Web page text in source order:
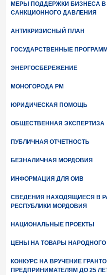
МЕРЫ ПОДДЕРЖКИ БИЗНЕСА
САНКЦИОННОГО ДАВЛЕНИЯ
АНТИКРИЗИСНЫЙ ПЛАН
ГОСУДАРСТВЕННЫЕ
ЭНЕРГОСБЕРЕЖЕНИЕ
МОНОГОРОДА РМ
ЮРИДИЧЕСКАЯ ПОМОЩЬ
ОБЩЕСТВЕННАЯ ЭКСПЕРТИЗА
ПУБЛИЧНАЯ ОТЧЕТНОСТЬ
БЕЗНАЛИЧНАЯ МОРДОВИЯ
ИНФОРМАЦИЯ ДЛЯ ОИВ
СВЕДЕНИЯ НАХОДЯЩИЕСЯ В
РЕСПУБЛИКИ МОРДОВИЯ
НАЦИОНАЛЬНЫЕ ПРОЕКТЫ
ЦЕНЫ НА ТОВАРЫ
КОНКУРС НА ВРУЧЕНИЕ
ПРЕДПРИНИМАТЕЛЯМ ДО 25